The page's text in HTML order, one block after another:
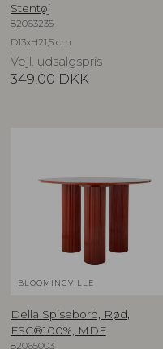
Stentøj
82063235
D13xH21,5 cm
Vejl. udsalgspris
349,00 DKK
BLOOMINGVILLE
Della Spisebord, Rød,
FSC®100%, MDF
82065003